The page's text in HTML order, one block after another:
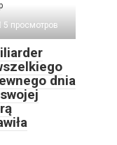
5 просмотров
dnia